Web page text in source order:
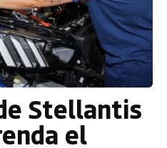
Stellantis
el